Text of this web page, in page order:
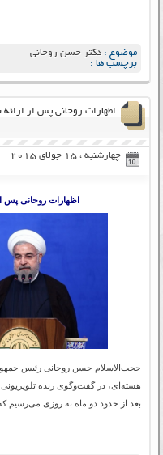
موضوع :دکتر حسن روحانی
برچسب ها :
اظهارات روحانی پس از
چهارشنبه ، 15 جولای 2015
اظهارات روحانی پس
حجت‌الاسلام حسن روحانی رئیس
هسته‌ای، در گفت‌وگوی زنده تلویزیونی
بعد از حدود دو ماه به روزی می‌رسیم